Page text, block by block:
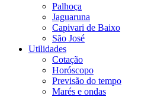
Palhoça
Jaguaruna
Capivari de Baixo
São José
Utilidades
Cotação
Horóscopo
Previsão do tempo
Marés e ondas